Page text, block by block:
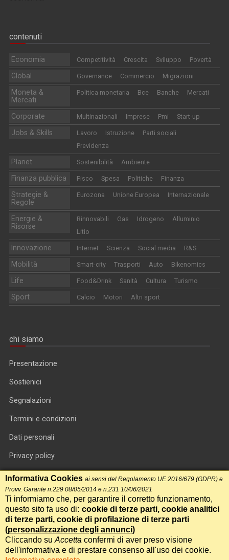
contenuti
Economia Competitività Crescita Sviluppo Povertà
Global Governance Commercio Migrazioni
Moneta &
Mercati
Politica monetaria Bce Banche Mercati
Corporate Multinazionali Imprese Pmi Start-up
Jobs & Skills Lavoro Istruzione
Parti sociali
Previdenza
Planet Sostenibilità Ambiente
Finanza pubblica Fisco Spesa Politiche Finanza
Strategie &
Regole
Eurozona Unione Europea Internazionale
Energie &
Risorse
Rinnovabili Gas Idrogeno
Alluminio
Litio
Innovazione Internet Scienza Social media R&S
Mobilità Smart-city Trasporti Auto Bikenomics
Life Food&Drink Sanità Cultura Turismo
Sport Calcio Motori Altri sport
chi siamo
Presentazione
Sostienici
Segnalazioni
Termini e condizioni
Dati personali
Privacy policy
Informativa cookie
RSS feed
RSS Top News
Contatti
Informativa Cookies ai sensi del Regolamento UE 2016/679 (GDPR) e
Provv. Garante n.229 08/05/2014 e n.231 10/06/2021
Ti informiamo che, per garantire il corretto funzionamento,
questo sito fa uso di: cookie di terze parti, cookie analitici
di terze parti, cookie di profilazione di terze parti
(personalizzazione degli annunci)
Cliccando su Accetta confermi di aver preso visione
dell'informativa e di prestare consenso all'uso dei cookie.